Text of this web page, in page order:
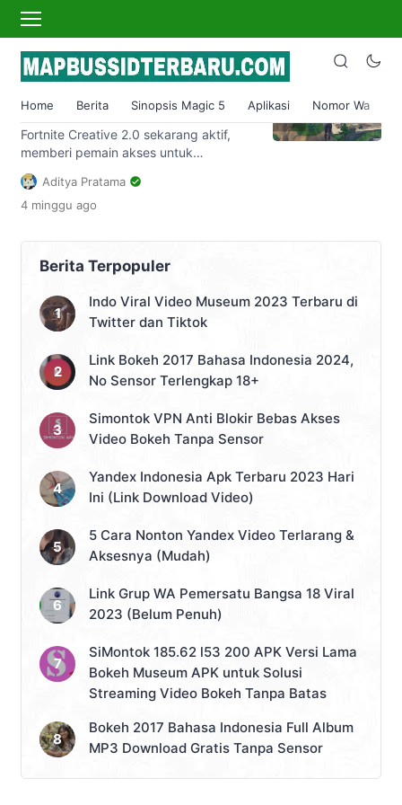
Home Berita Sinopsis Magic 5 Aplikasi Nomor Wa
Fortnite Creative 2.0
Cara memainkan Map Fortnite
2.0
Fortnite Creative 2.0 sekarang aktif,
memberi pemain akses untuk
mengembangkan map, mode
permainan, animasi, dan lainnya.
Meskipun Anda dapat membuat apa
para pemain berbondong-bondong
menuju yang sudah dikenal: map OG
Fortnite dari Season 1. Jika Anda tidak
memiliki mesin waktu, semuanya baik-
baik saja. Kami membantu Anda
tentang bagaimana […]
Aditya Pratama
4 minggu ago
Berita Terpopuler
Indo Viral Video Museum 2023 Terbaru di
Twitter dan Tiktok
Link Bokeh 2017 Bahasa Indonesia 2024,
No Sensor Terlengkap 18+
Simontok VPN Anti Blokir Bebas Akses
Video Bokeh Tanpa Sensor
Yandex Indonesia Apk Terbaru 2023 Hari
Ini (Link Download Video)
5 Cara Nonton Yandex Video Terlarang &
Aksesnya (Mudah)
Link Grup WA Pemersatu Bangsa 18 Viral
2023 (Belum Penuh)
SiMontok 185.62 l53 200 APK Versi Lama
Bokeh Museum APK untuk Solusi
Streaming Video Bokeh Tanpa Batas
Bokeh 2017 Bahasa Indonesia Full Album
MP3 Download Gratis Tanpa Sensor